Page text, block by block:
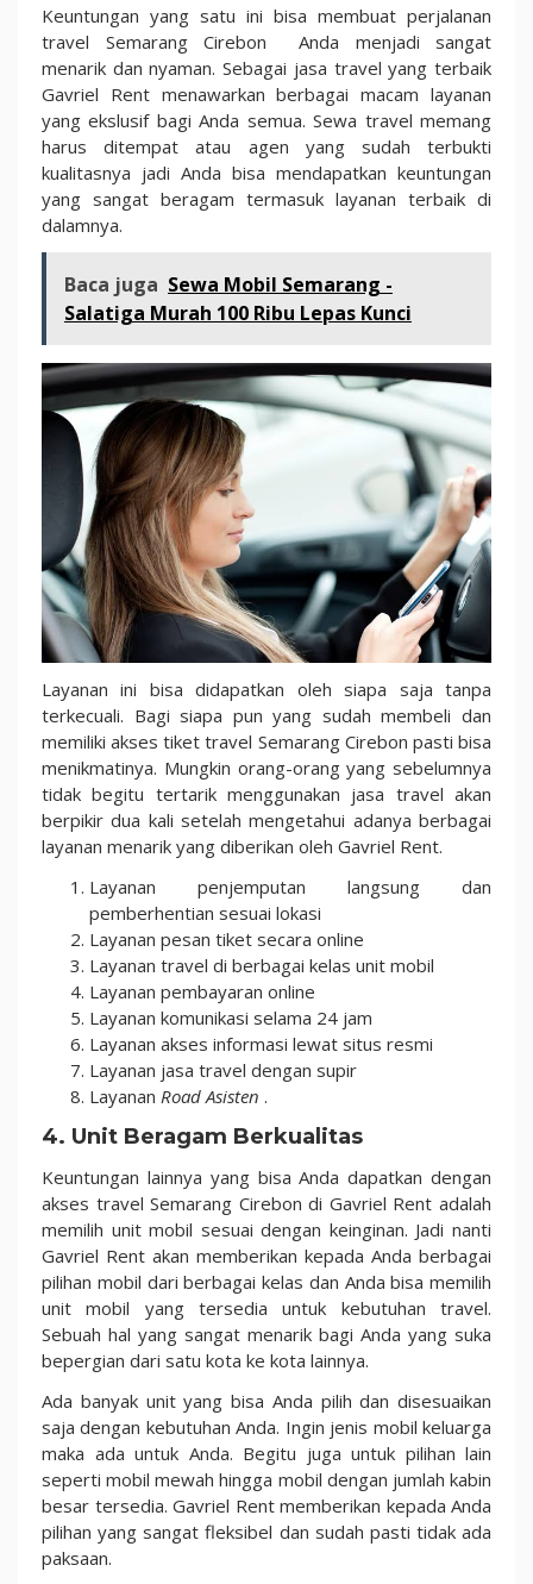
Keuntungan yang satu ini bisa membuat perjalanan
travel Semarang Cirebon Anda menjadi sangat
menarik dan nyaman. Sebagai jasa travel yang terbaik
Gavriel Rent menawarkan berbagai macam layanan
yang ekslusif bagi Anda semua. Sewa travel memang
harus ditempat atau agen yang sudah terbukti
kualitasnya jadi Anda bisa mendapatkan keuntungan
yang sangat beragam termasuk layanan terbaik di
dalamnya.
Baca juga Sewa Mobil Semarang -
Salatiga Murah 100 Ribu Lepas Kunci
Layanan ini bisa didapatkan oleh siapa saja tanpa
terkecuali. Bagi siapa pun yang sudah membeli dan
memiliki akses tiket travel Semarang Cirebon pasti bisa
menikmatinya. Mungkin orang-orang yang sebelumnya
tidak begitu tertarik menggunakan jasa travel akan
berpikir dua kali setelah mengetahui adanya berbagai
layanan menarik yang diberikan oleh Gavriel Rent.
Layanan penjemputan langsung dan
pemberhentian sesuai lokasi
Layanan pesan tiket secara online
Layanan travel di berbagai kelas unit mobil
Layanan pembayaran online
Layanan komunikasi selama 24 jam
Layanan akses informasi lewat situs resmi
Layanan jasa travel dengan supir
Layanan Road Asisten .
4. Unit Beragam Berkualitas
Keuntungan lainnya yang bisa Anda dapatkan dengan
akses travel Semarang Cirebon di Gavriel Rent adalah
memilih unit mobil sesuai dengan keinginan. Jadi nanti
Gavriel Rent akan memberikan kepada Anda berbagai
pilihan mobil dari berbagai kelas dan Anda bisa memilih
unit mobil yang tersedia untuk kebutuhan travel.
Sebuah hal yang sangat menarik bagi Anda yang suka
bepergian dari satu kota ke kota lainnya.
Ada banyak unit yang bisa Anda pilih dan disesuaikan
saja dengan kebutuhan Anda. Ingin jenis mobil keluarga
maka ada untuk Anda. Begitu juga untuk pilihan lain
seperti mobil mewah hingga mobil dengan jumlah kabin
besar tersedia. Gavriel Rent memberikan kepada Anda
pilihan yang sangat fleksibel dan sudah pasti tidak ada
paksaan.